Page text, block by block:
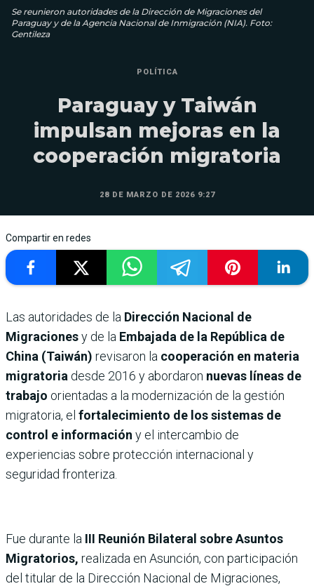
Se reunieron autoridades de la Dirección de Migraciones del
Paraguay y de la Agencia Nacional de Inmigración (NIA). Foto:
Gentileza
POLÍTICA
Paraguay y Taiwán
impulsan mejoras en la
cooperación migratoria
28 DE MARZO DE 2026 9:27
Compartir en redes
Las autoridades de la Dirección Nacional de
Migracionesy de la Embajada de la República de
China (Taiwán) revisaron la cooperación en materia
migratoria desde 2016 y abordaron nuevas líneas de
trabajo orientadas a la modernización de la gestión
migratoria, el fortalecimiento de los sistemas de
control e información y el intercambio de
experiencias sobre protección internacional y
seguridad fronteriza.
Fue durante la III Reunión Bilateral sobre Asuntos
Migratorios, realizada en Asunción, con participación
del titular de la Dirección Nacional de Migraciones,